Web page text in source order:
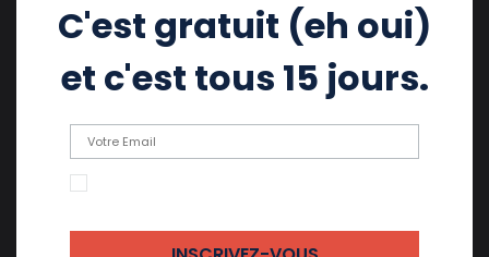
C'est gratuit (eh oui)
et c'est tous 15 jours.